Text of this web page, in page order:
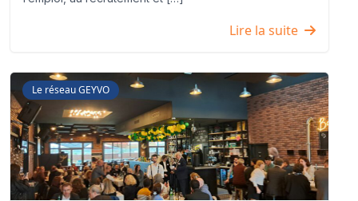
Lire la suite
Le réseau GEYVO